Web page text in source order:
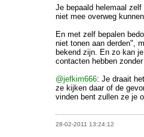
Je bepaald helemaal
niet mee overweg
En met zelf bepalen
niet tonen aan derden",
bekend zijn. En zo kan
contacten hebben zonder
@jefkim666: Je draait
ze kijken daar of de
vinden bent zullen ze je
28-02-2011 13:24:12